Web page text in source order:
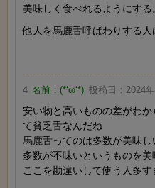
美味しく食べれるようにする
他人を馬鹿舌呼ばわりする
4 名前： (*‘ω‘*) 投稿日： 2024
安い物と高いものの差がわ
て貧乏舌なんだね
馬鹿舌ってのは多数が美味し
多数が不味いというものを美
ここを勘違いして使う人多す